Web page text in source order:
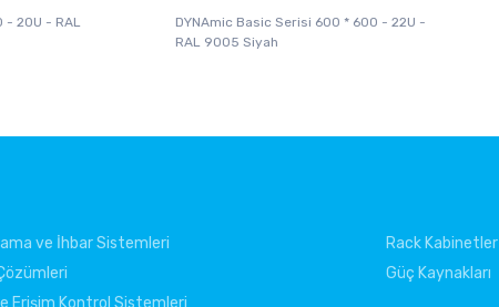
- 20U - RAL
DYNAmic Basic Serisi 600 * 600 - 22U -
RAL 9005 Siyah
ve İhbar Sistemleri
Erişim Kontrol Sistemleri
Rack Kabinetler
Güç Kaynakları